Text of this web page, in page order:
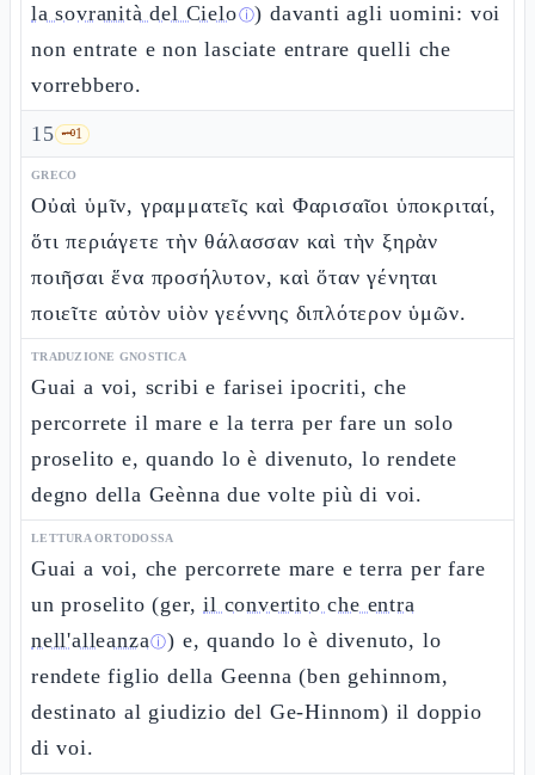
la sovranità del Cieloⓘ) davanti agli uomini: voi
non entrate e non lasciate entrare quelli che
vorrebbero.
15 🗝️1
GRECO
Οὐαὶ ὑμῖν, γραμματεῖς καὶ Φαρισαῖοι ὑποκριταί,
ὅτι περιάγετε τὴν θάλασσαν καὶ τὴν ξηρὰν
ποιῆσαι ἕνα προσήλυτον, καὶ ὅταν γένηται
ποιεῖτε αὐτὸν υἱὸν γεέννης διπλότερον ὑμῶν.
TRADUZIONE GNOSTICA
Guai a voi, scribi e farisei ipocriti, che
percorrete il mare e la terra per fare un solo
proselito e, quando lo è divenuto, lo rendete
degno della Geènna due volte più di voi.
LETTURA ORTODOSSA
Guai a voi, che percorrete mare e terra per fare
un proselito (ger,il convertito che entra
nell'alleanzaⓘ) e, quando lo è divenuto, lo
rendete figlio della Geenna (ben gehinnom,
destinato al giudizio del Ge-Hinnom) il doppio
di voi.